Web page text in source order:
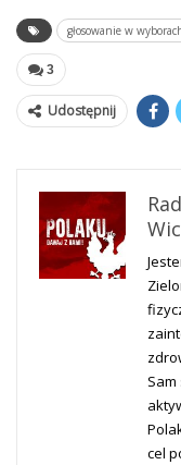
głosowanie w
3
Udostępnij
cel